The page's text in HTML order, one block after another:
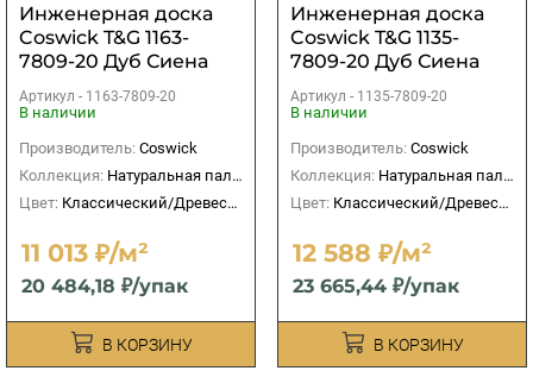
Инженерная доска
Coswick T&G 1163-
7809-20 Дуб Сиена
рустикальная
Артикул - 1163-7809-20
В наличии
Производитель: Coswick
Коллекция: Натуральная палитра
Цвет: Классический/Древесный
11 013 ₽/м²
20 484,18 ₽/упак
В КОРЗИНУ
Инженерная доска
Coswick T&G 1135-
7809-20 Дуб Сиена
рустикальная
Черектер
Артикул - 1135-7809-20
В наличии
Производитель: Coswick
Коллекция: Натуральная палитра
Цвет: Классический/Древесный
12 588 ₽/м²
23 665,44 ₽/упак
В КОРЗИНУ